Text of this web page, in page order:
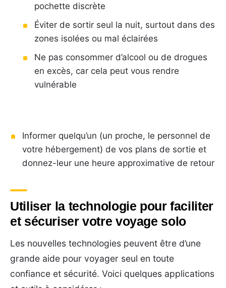
pochette discrète
Éviter de sortir seul la nuit, surtout dans des
zones isolées ou mal éclairées
Ne pas consommer d’alcool ou de drogues
en excès, car cela peut vous rendre
vulnérable
Informer quelqu’un (un proche, le personnel de
votre hébergement) de vos plans de sortie et
donnez-leur une heure approximative de retour
Utiliser la technologie pour faciliter
et sécuriser votre voyage solo
Les nouvelles technologies peuvent être d’une
grande aide pour voyager seul en toute
confiance et sécurité. Voici quelques applications